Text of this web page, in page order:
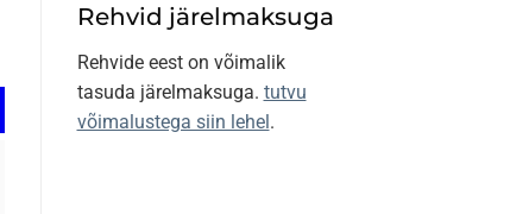
Rehvid järelmaksuga
Rehvide eest on võimalik
tasuda järelmaksuga. tutvu
võimalustega siin lehel.